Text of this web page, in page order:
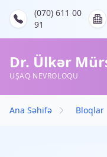
(070) 611 00
91
Dr. Ülkər
UŞAQ NEVROLOQU
Ana Səhifə Bloqlar